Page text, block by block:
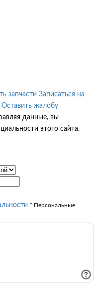
запчасти Записаться на
Оставить жалобу
данные, вы
этого сайта.
* Персональные